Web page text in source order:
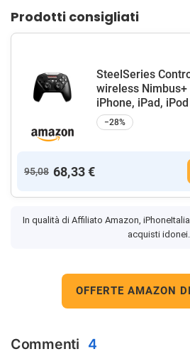
Prodotti consigliati
SteelSeries
wireless
iPhone, iPad,
−28%
95,08 68,33 €
In qualità di Affiliato Amazon,
acquisti idonei.
OFFERTE AMAZON DI
Commenti 4